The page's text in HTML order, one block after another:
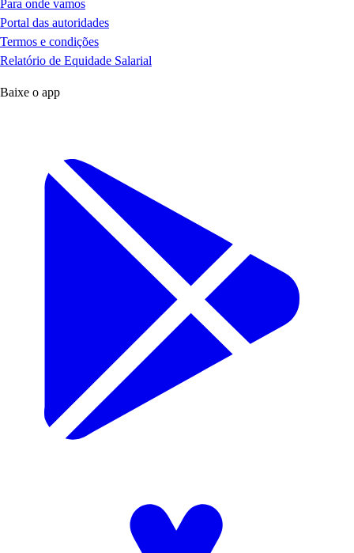
Para onde vamos
Portal das autoridades
Termos e condições
Relatório de Equidade Salarial
Baixe o app